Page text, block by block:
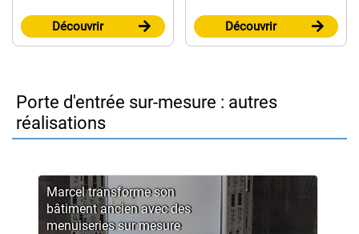
Découvrir Découvrir
Porte d'entrée sur-mesure : autres
réalisations
Marcel transforme son
bâtiment ancien avec des
menuiseries sur mesure